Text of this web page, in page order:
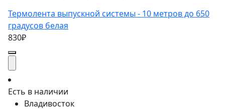
Термолента выпускной системы - 10 метров до 650
градусов белая
830₽
Есть в наличии
Владивосток